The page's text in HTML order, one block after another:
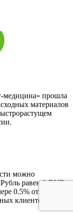
медицина» прошла
материалов
можно
равен 1 RUB.
0.5% от
клиентов.